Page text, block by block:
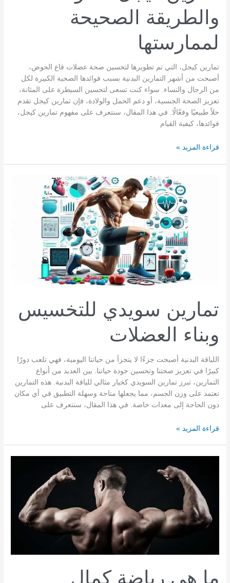
والطريقة الصحيحة
لممارستها
تمارين كيجل، التي تم تطويرها لتحسين صحة عضلات قاع الحوض،
أصبحت من أشهر التمارين البدنية بسبب فوائدها الصحية الكبيرة لكل
من الرجال والنساء. سواء كنت تسعى لتحسين السيطرة على المثانة،
تعزيز الصحة الجنسية، أو دعم الحمل والولادة، فإن تمارين كيجل تقدم
حلاً طبيعيًا وفعّالًا. في هذا المقال، سنتعرف على مفهوم تمارين كيجل،
فوائدها، كيفية القيام
تمارين
قراءة المزيد »
تمارين سويدي للتخسيس
وبناء العضلات
اللياقة البدنية أصبحت جزءًا لا يتجزأ من حياتنا اليومية، فهي تلعب دورًا
كبيرًا في تعزيز صحتنا وتحسين جودة حياتنا. بين العديد من أنواع
التمارين، تبرز تمارين السويدي كخيار مثالي للياقة البدنية. هذه التمارين
تعتمد على وزن الجسم، مما يجعلها متاحة وسهلة التطبيق في أي مكان
دون الحاجة إلى معدات خاصة. في هذا المقال، سنتعرف على
تمارين
قراءة المزيد »
ما هي رياضة كمال